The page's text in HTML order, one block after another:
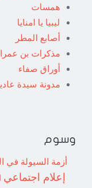
همسات
ليبيا يا امنايا
أصابع المطر
مذكرات بن
أوراق صفاء
مدونة سيدة
وسوم
أزمة السيولة في
إعلام اجتماعي